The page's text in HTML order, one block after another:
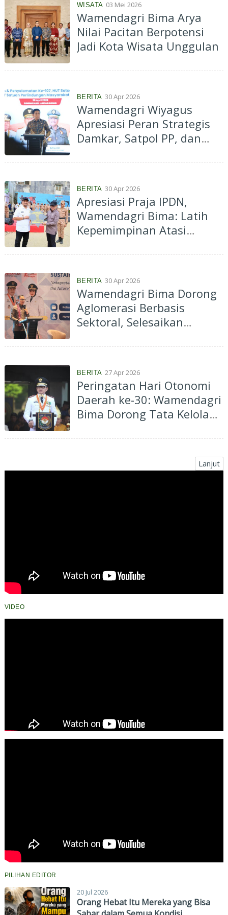
WISATA 03 Mei 2026
Wamendagri Bima Arya
Nilai Pacitan Berpotensi
Jadi Kota Wisata Unggulan
BERITA 30 Apr 2026
Wamendagri Wiyagus
Apresiasi Peran Strategis
Damkar, Satpol PP, dan
Daerah
BERITA 30 Apr 2026
Apresiasi Praja IPDN,
Wamendagri Bima: Latih
Kepemimpinan Atasi
BERITA 30 Apr 2026
Wamendagri Bima Dorong
Aglomerasi Berbasis
Sektoral, Selesaikan
BERITA 27 Apr 2026
Peringatan Hari Otonomi
Daerah ke-30: Wamendagri
Bima Dorong Tata Kelola
Efisien
Lanjut
VIDEO
PILIHAN EDITOR
20 Jul 2026
Orang Hebat Itu Mereka yang Bisa